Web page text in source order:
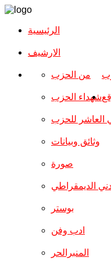
الرئيسية
الارشیف
من الحزب
شهداء الحزب
العاشر للحزب
وثائق وبيانات
صورة
الديمقراطي
بوستر
ادب وفن
المنبرالحر